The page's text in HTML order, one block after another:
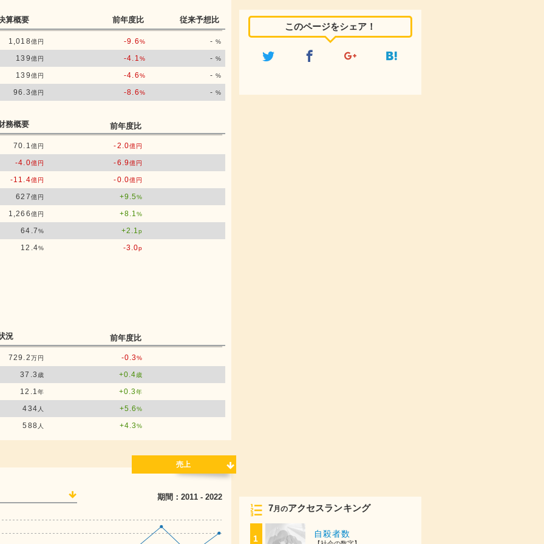
算概要 前年度比 従来予想比
1,018億円 -9.6% -%
139億円 -4.1% -%
139億円 -4.6% -%
96.3億円 -8.6% -%
務概要 前年度比
70.1億円 -2.0億円
-4.0億円 -6.9億円
-11.4億円 -0.0億円
627億円 +9.5%
1,266億円 +8.1%
64.7% +2.1p
12.4% -3.0p
況 前年度比
729.2万円 -0.3%
37.3 歳 +0.4歳
12.1年 +0.3年
434 人 +5.6%
588 人 +4.3%
売上
期間： 2011- 2022
このページをシェア！
7月のアクセスランキング
1 自殺者数